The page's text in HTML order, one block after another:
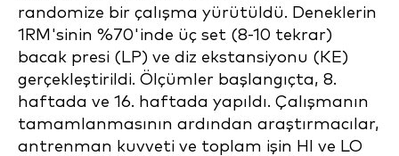
randomize bir çalışma yürütüldü. Deneklerin
1RM'sinin %70'inde üç set (8-10 tekrar)
bacak presi (LP) ve diz ekstansiyonu (KE)
gerçekleştirildi. Ölçümler başlangıçta, 8.
haftada ve 16. haftada yapıldı. Çalışmanın
tamamlanmasının ardından araştırmacılar,
antrenman kuvveti ve toplam işin HI ve LO